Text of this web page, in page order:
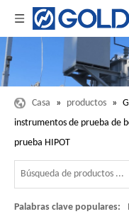
Casa » productos »
instrumentos de prueba de
prueba HIPOT
Palabras clave populares: